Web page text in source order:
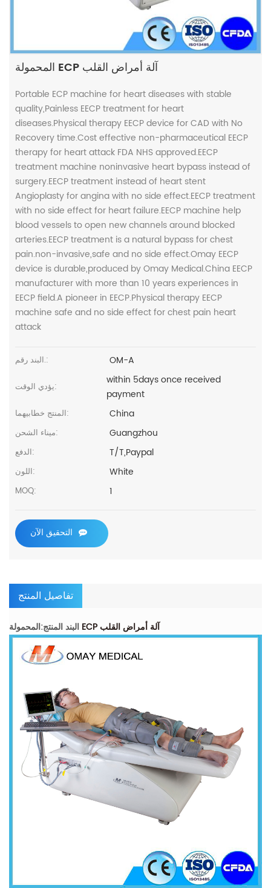
المحمولة ECP آلة أمراض القلب
Portable ECP machine for heart diseases with stable
quality,Painless EECP treatment for heart
diseases.Physical therapy EECP device for CAD with No
Recovery time.Cost effective non-pharmaceutical EECP
therapy for heart attack FDA NHS approved.EECP
treatment machine noninvasive heart bypass instead of
surgery.EECP treatment instead of heart stent
Angioplasty for angina with no side effect.EECP treatment
with no side effect for heart failure.EECP machine help
blood vessels to open new channels around blocked
arteries.EECP treatment is a natural bypass for chest
pain.non-invasive,safe and no side effect.Omay EECP
device is durable,produced by Omay Medical.China EECP
manufacturer with more than 10 years experiences in
EECP field.A pioneer in EECP.Physical therapy EECP
machine safe and no side effect for chest pain heart
attack
البند رقم.: OM-A
يؤدي الوقت:
within 5days once received
payment
المنتج خطابيهما: China
ميناء الشحن: Guangzhou
الدفع: T/T,Paypal
اللون: White
MOQ: 1
التحقيق الآن
تفاصيل المنتج
البند المنتج:المحمولة ECP آلة أمراض القلب